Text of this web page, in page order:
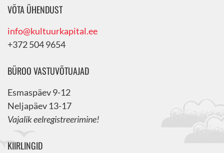
VÕTA ÜHENDUST
info@kultuurkapital.ee
+372 504 9654
BÜROO VASTUVÕTUAJAD
Esmaspäev 9-12
Neljapäev 13-17
Vajalik eelregistreerimine!
KIIRLINGID